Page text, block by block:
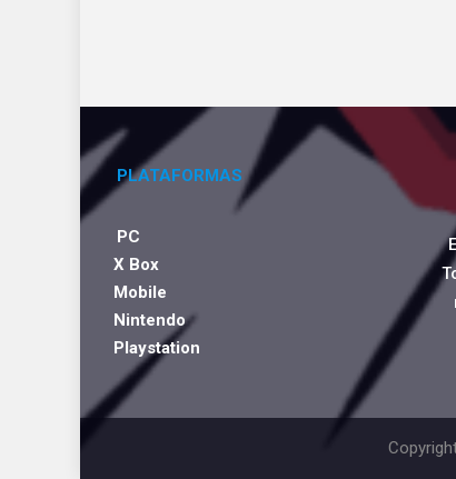
PLATAFORMAS
PC
X Box
Mobile
Nintendo
Playstation